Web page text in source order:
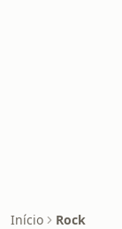
Início Rock